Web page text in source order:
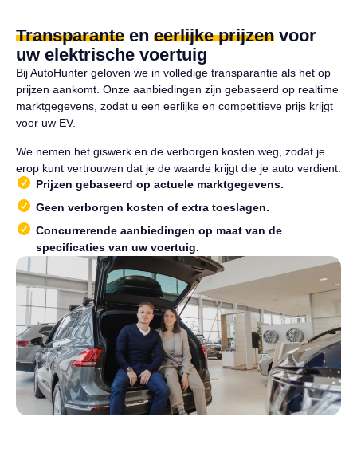
Transparante en eerlijke prijzen voor
uw elektrische voertuig
Bij AutoHunter geloven we in volledige transparantie als het op
prijzen aankomt. Onze aanbiedingen zijn gebaseerd op realtime
marktgegevens, zodat u een eerlijke en competitieve prijs krijgt
voor uw EV.
We nemen het giswerk en de verborgen kosten weg, zodat je
erop kunt vertrouwen dat je de waarde krijgt die je auto verdient.
Prijzen gebaseerd op actuele marktgegevens.
Geen verborgen kosten of extra toeslagen.
Concurrerende aanbiedingen op maat van de
specificaties van uw voertuig.